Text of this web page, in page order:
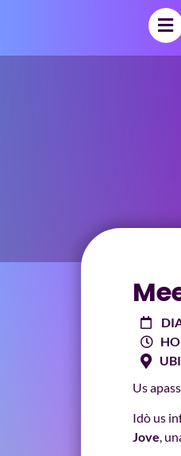
Us
Idò us
Jove,